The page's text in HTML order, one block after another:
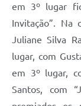
em 3º lugar
Invitação”. Na
Juliane Silva
lugar, com
em 3º lugar,
Santos, com